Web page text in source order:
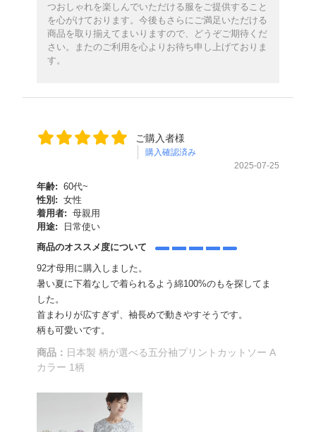
つおしゃれを楽しんでいただける服をご提供すること
を心がけております。今後もさらにご満足いただける
商品を取り揃えてまいりますので、どうぞご期待くだ
さい。またのご利用を心よりお待ち申し上げておりま
す。
ご購入者様
購入確認済み
2025-07-25
年齢: 60代~
性別: 女性
着用者: 母親用
用途:
日常使い
商品のオススメ度について
92才母用に購入しました。
暑い夏に下着なしで着られるよう綿100%のもを探してま
した。
首まわりが広すぎず、袖長めで動きやすそうです。
柄も可愛いです。
商品： 日本製 柄が選べる五分袖プリントカットソー A
カラー 1柄